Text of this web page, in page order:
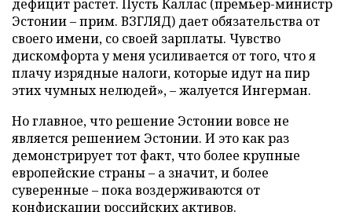
дефицит растет. Пусть Каллас (премьер-министр
Эстонии – прим. ВЗГЛЯД) дает обязательства от
своего имени, со своей зарплаты. Чувство
дискомфорта у меня усиливается от того, что я
плачу изрядные налоги, которые идут на пир
этих чумных нелюдей», – жалуется Ингерман.
Но главное, что решение Эстонии вовсе не
является решением Эстонии. И это как раз
демонстрирует тот факт, что более крупные
европейские страны – а значит, и более
суверенные – пока воздерживаются от
конфискации российских активов.